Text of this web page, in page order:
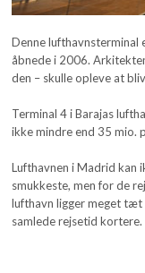
Denne lufthavnsterminal
åbnede i 2006.
den – skulle opleve at
Terminal 4 i Barajas
ikke mindre end 35 mio.
Lufthavnen i Madrid kan
smukkeste, men for de
lufthavn ligger meget tæt
samlede rejsetid kortere.